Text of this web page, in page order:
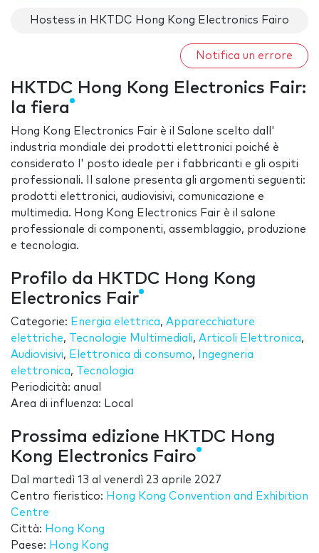
Hostess in HKTDC Hong Kong Electronics Fairo
Notifica un errore
HKTDC Hong Kong Electronics Fair:
la fiera
Hong Kong Electronics Fair è il Salone scelto dall'
industria mondiale dei prodotti elettronici poiché è
considerato l' posto ideale per i fabbricanti e gli ospiti
professionali. Il salone presenta gli argomenti seguenti:
prodotti elettronici, audiovisivi, comunicazione e
multimedia. Hong Kong Electronics Fair è il salone
professionale di componenti, assemblaggio, produzione
e tecnologia.
Profilo da HKTDC Hong Kong
Electronics Fair
Categorie: Energia elettrica, Apparecchiature
elettriche, Tecnologie Multimediali, Articoli Elettronica,
Audiovisivi, Elettronica di consumo,
Ingegneria
elettronica,
Tecnologia
Periodicità: anual
Area di influenza: Local
Prossima edizione HKTDC Hong
Kong Electronics Fairo
Dal martedì 13 al venerdì 23 aprile 2027
Centro fieristico: Hong Kong Convention and Exhibition
Centre
Città: Hong Kong
Paese: Hong Kong